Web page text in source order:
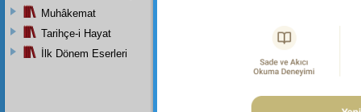
Muhâkemat
Tarihçe-i Hayat
İlk Dönem Eserleri